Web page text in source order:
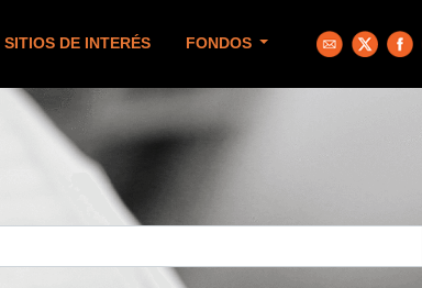
SITIOS DE INTERÉS FONDOS